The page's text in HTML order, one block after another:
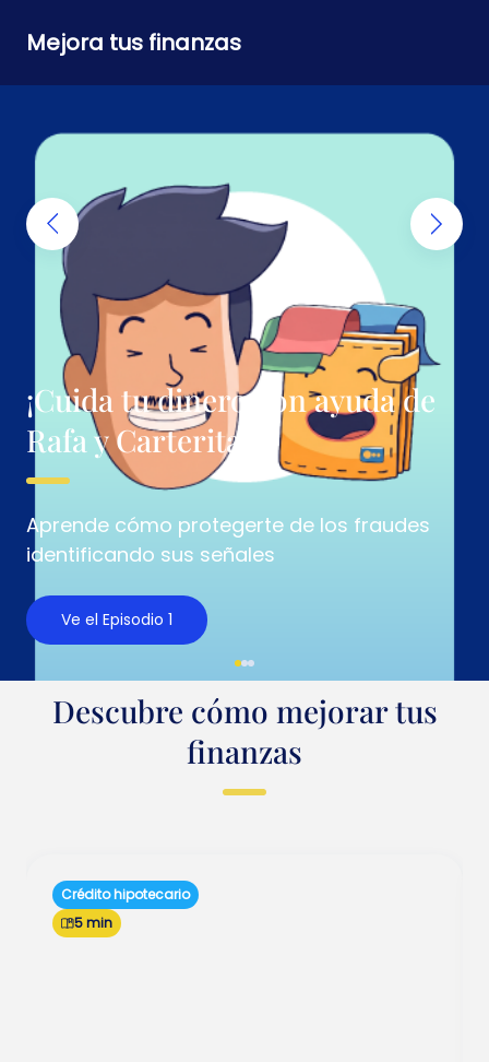
Mejora tus finanzas
¡Cuida tu dinero con ayuda de
Rafa y Carterita!
Aprende cómo protegerte de los fraudes
identificando sus señales
Ve el Episodio 1
Descubre cómo mejorar tus
finanzas
Crédito hipotecario
5 min